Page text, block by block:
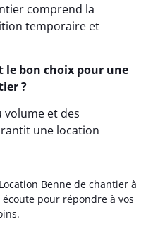
comprend la
temporaire et
le bon choix pour une
?
volume et des
une location
Benne de chantier à
pour répondre à vos